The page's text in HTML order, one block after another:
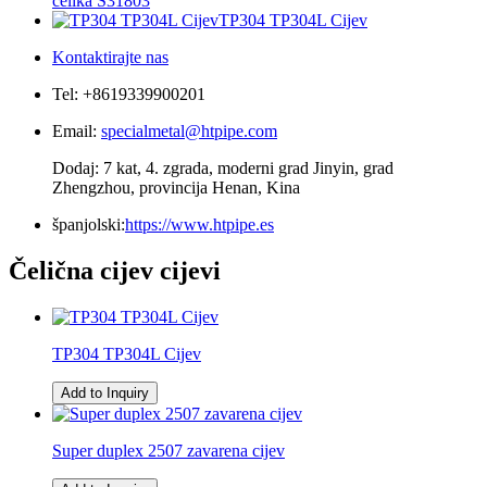
TP304 TP304L Cijev
Kontaktirajte nas
Tel: +8619339900201
Email: specialmetal@htpipe.com
Dodaj: 7 kat, 4. zgrada, moderni grad Jinyin, grad
Zhengzhou, provincija Henan, Kina
španjolski:https://www.htpipe.es
Čelična cijev cijevi
TP304 TP304L Cijev
Add to Inquiry
Super duplex 2507 zavarena cijev